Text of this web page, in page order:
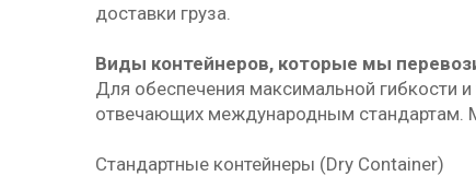
доставки груза.
Виды контейнеров, которые мы
Для обеспечения максимальной гибкости
отвечающих международным стандартам.
Стандартные контейнеры (Dry Container)